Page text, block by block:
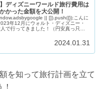
】ディズニーワールド旅行費用は
かった金額を大公開！
|| []).push({});こんに
年12月にウォルト・ディズニー・
で行ってきました！（円安真っ只
2024.01.31
を知って旅行計画を立て